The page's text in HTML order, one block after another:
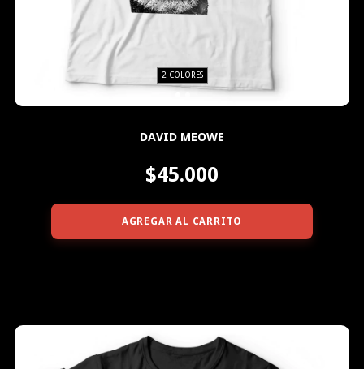
2 COLORES
DAVID MEOWE
$45.000
AGREGAR AL CARRITO